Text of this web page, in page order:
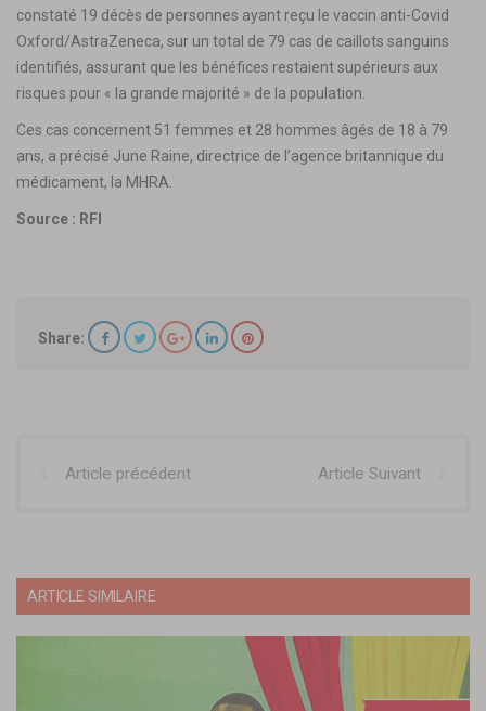
constaté 19 décès de personnes ayant reçu le vaccin anti-Covid
Oxford/AstraZeneca, sur un total de 79 cas de caillots sanguins
identifiés, assurant que les bénéfices restaient supérieurs aux
risques pour « la grande majorité » de la population.
Ces cas concernent 51 femmes et 28 hommes âgés de 18 à 79
ans, a précisé June Raine, directrice de l’agence britannique du
médicament, la MHRA.
Source : RFI
Share:
Article précédent Article Suivant
ARTICLE SIMILAIRE